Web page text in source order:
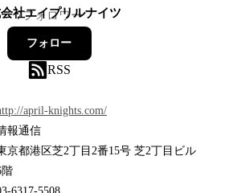
社エイプリルナイツ
7フォロワー
フォロー
RSS
april-knights.com/
報通信
京都港区芝2丁目2番15号 芝2丁目ビル
階